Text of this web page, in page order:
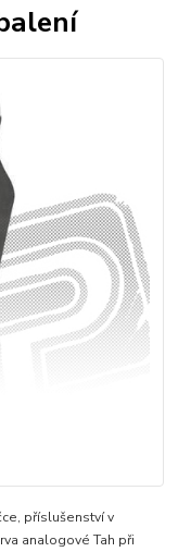
příslušenství v
analogové Tah při